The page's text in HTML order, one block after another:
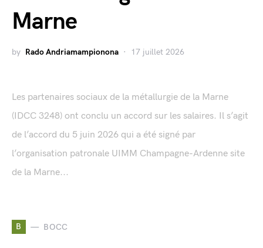
Marne
by Rado Andriamampionona 17 juillet 2026
Les partenaires sociaux de la métallurgie de la Marne
(IDCC 3248) ont conclu un accord sur les salaires. Il s’agit
de l’accord du 5 juin 2026 qui a été signé par
l’organisation patronale UIMM Champagne-Ardenne site
de la Marne...
B BOCC